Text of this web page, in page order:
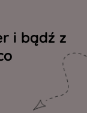
i bądź z